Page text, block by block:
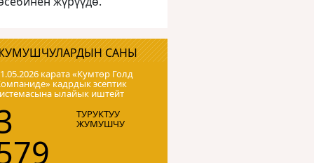
САНЫ
карата «Кумтɵр Голд
кадрдык эсептик
ылайык иштейт
ТУРУКТУУ
ЖУМУШЧУ